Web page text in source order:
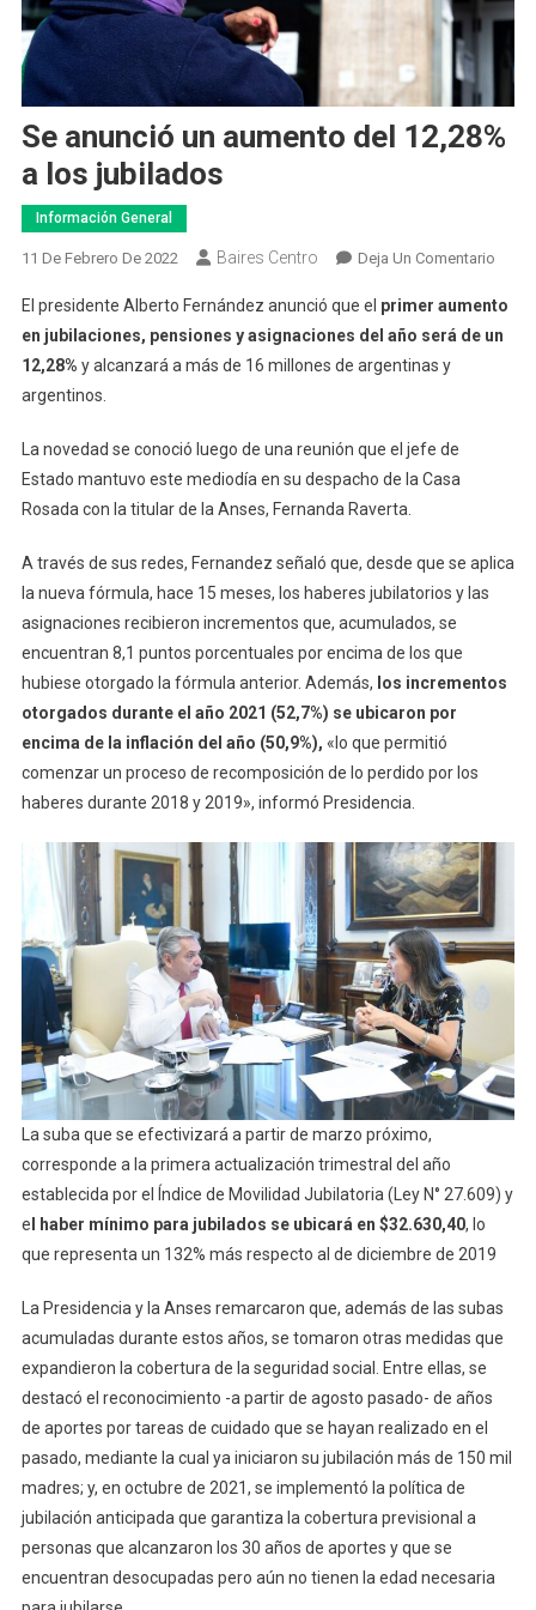
Se anunció un aumento del 12,28%
a los jubilados
Información General
11 De Febrero De 2022 Baires Centro Deja Un ComentarioEn
Un
El presidente Alberto Fernández anunció que el primer aumento
en jubilaciones, pensiones y asignaciones del año será de un
12,28% y alcanzará a más de 16 millones de argentinas y
argentinos.
La novedad se conoció luego de una reunión que el jefe de
Estado mantuvo este mediodía en su despacho de la Casa
Rosada con la titular de la Anses, Fernanda Raverta.
A través de sus redes, Fernandez señaló que, desde que se aplica
la nueva fórmula, hace 15 meses, los haberes jubilatorios y las
asignaciones recibieron incrementos que, acumulados, se
encuentran 8,1 puntos porcentuales por encima de los que
hubiese otorgado la fórmula anterior. Además, los incrementos
otorgados durante el año 2021 (52,7%) se ubicaron por
encima de la inflación del año (50,9%), «lo que permitió
comenzar un proceso de recomposición de lo perdido por los
haberes durante 2018 y 2019», informó Presidencia.
La suba que se efectivizará a partir de marzo próximo,
corresponde a la primera actualización trimestral del año
establecida por el Índice de Movilidad Jubilatoria (Ley N° 27.609) y
e l haber mínimo para jubilados se ubicará en $32.630,40, lo
que representa un 132% más respecto al de diciembre de 2019
La Presidencia y la Anses remarcaron que, además de las subas
acumuladas durante estos años, se tomaron otras medidas que
expandieron la cobertura de la seguridad social. Entre ellas, se
destacó el reconocimiento -a partir de agosto pasado- de años
de aportes por tareas de cuidado que se hayan realizado en el
pasado, mediante la cual ya iniciaron su jubilación más de 150 mil
madres; y, en octubre de 2021, se implementó la política de
jubilación anticipada que garantiza la cobertura previsional a
personas que alcanzaron los 30 años de aportes y que se
encuentran desocupadas pero aún no tienen la edad necesaria